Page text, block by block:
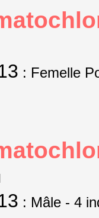
: Femelle
: Mâle - 4